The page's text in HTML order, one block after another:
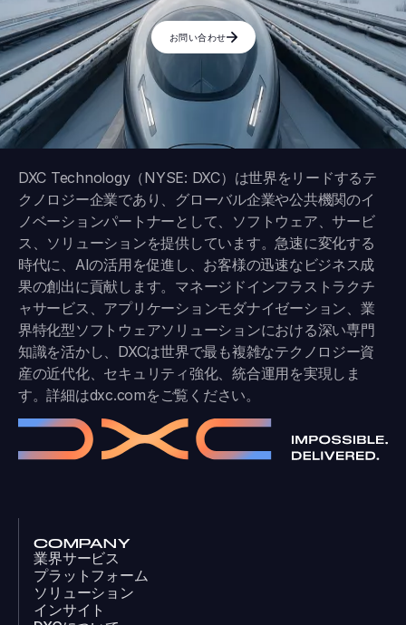
お問い合わせ
DXC Technology（NYSE: DXC）は世界をリードするテ
クノロジー企業であり、グローバル企業や公共機関のイ
ノベーションパートナーとして、ソフトウェア、サービ
ス、ソリューションを提供しています。急速に変化する
時代に、AIの活用を促進し、お客様の迅速なビジネス成
果の創出に貢献します。マネージドインフラストラクチ
ャサービス、アプリケーションモダナイゼーション、業
界特化型ソフトウェアソリューションにおける深い専門
知識を活かし、DXCは世界で最も複雑なテクノロジー資
産の近代化、セキュリティ強化、統合運用を実現しま
す。詳細はdxc.comをご覧ください。
COMPANY
業界サービス
プラットフォーム
ソリューション
インサイト